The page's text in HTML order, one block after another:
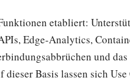
etabliert:
Edge-Analytics,
und
Basis lassen sich Use